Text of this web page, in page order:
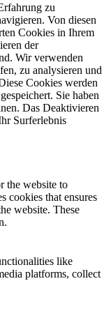
zu
Von diesen
Cookies in Ihrem
der
Wir verwenden
zu analysieren und
Cookies werden
Sie haben
Das Deaktivieren
Surferlebnis
the website to
cookies that ensures
website. These
like
platforms, collect